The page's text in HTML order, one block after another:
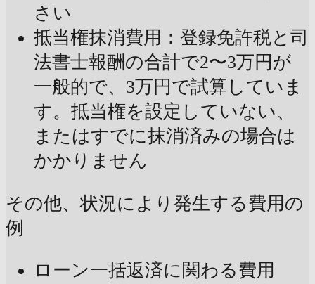
さい
抵当権抹消費用：登録免許税と司
法書士報酬の合計で2〜3万円が
一般的で、3万円で試算していま
す。抵当権を設定していない、
またはすでに抹消済みの場合は
かかりません
その他、状況により発生する費用の
例
ローン一括返済に関わる費用